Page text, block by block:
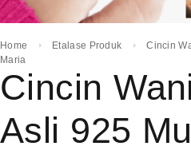
Home Etalase Produk
Cincin
Maria
Cincin
Asli 925